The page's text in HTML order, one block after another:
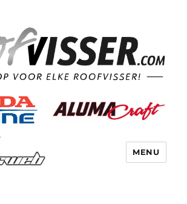
MENU